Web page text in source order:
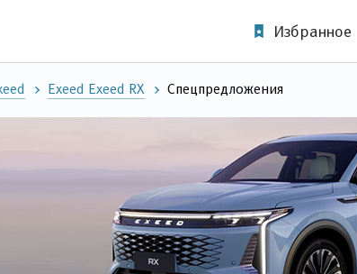
Избранное
Exeed Exeed RX Спецпредложения